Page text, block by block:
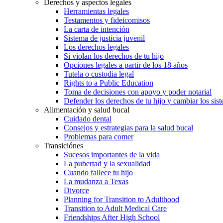
Derechos y aspectos legales
Herramientas legales
Testamentos y fideicomisos
La carta de intención
Sistema de justicia juvenil
Los derechos legales
Si violan los derechos de tu hijo
Opciones legales a partir de los 18 años
Tutela o custodia legal
Rights to a Public Education
Toma de decisiones con apoyo y poder notarial
Defender los derechos de tu hijo y cambiar los
Alimentación y salud bucal
Cuidado dental
Consejos y estrategias para la salud bucal
Problemas para comer
Transiciónes
Sucesos importantes de la vida
La pubertad y la sexualidad
Cuando fallece tu hijo
La mudanza a Texas
Divorce
Planning for Transition to Adulthood
Transition to Adult Medical Care
Friendships After High School